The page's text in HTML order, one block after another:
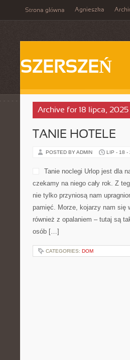
Strona główna Agnieszka
SZERSZEŃ
Archive for 18 lipca, 2025
TANIE HOTELE
POSTED BY ADMIN LIP - 18 -
Tanie noclegi Urlop jest dla
czekamy na niego cały rok. Z
nie tylko przyniosą nam
pamięć. Morze, kojarzy nam się
również z opalaniem – tutaj są
osób […]
CATEGORIES: DOM